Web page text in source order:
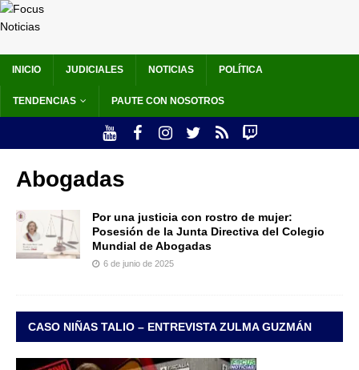
INICIO JUDICIALES NOTICIAS POLÍTICA
TENDENCIAS PAUTE CON NOSOTROS
Abogadas
Por una justicia con rostro de mujer:
Posesión de la Junta Directiva del Colegio
Mundial de Abogadas
6 de junio de 2025
CASO NIÑAS TALIO – ENTREVISTA ZULMA GUZMÁN